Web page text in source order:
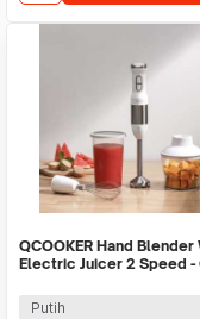
QCOOKER Hand
Electric Juicer 2 Speed -
Putih